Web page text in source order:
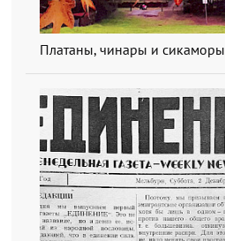
Платаны, чинары и сикаморы